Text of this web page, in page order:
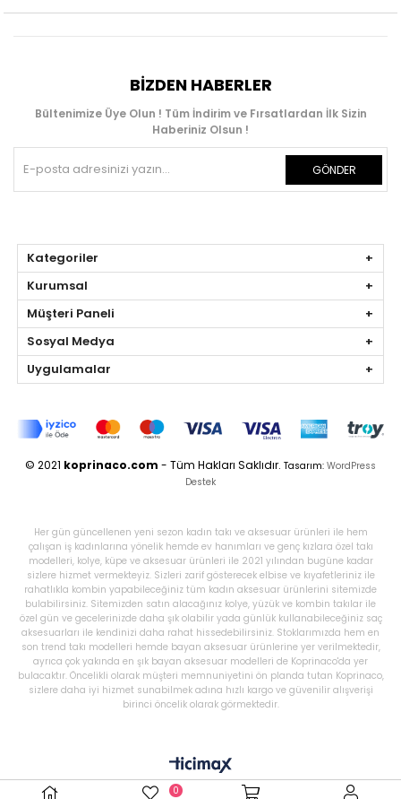
BIZDEN HABERLER
Bültenimize Üye Olun ! Tüm İndirim ve Fırsatlardan İlk Sizin
Haberiniz Olsun !
GÖNDER
Kategoriler
Kurumsal
Müşteri Paneli
Sosyal Medya
Uygulamalar
© 2021 koprinaco.com - Tüm Hakları Saklıdır. Tasarım: WordPress
Destek
Her gün güncellenen yeni sezon kadın takı ve aksesuar ürünleri ile hem
çalışan iş kadınlarına yönelik hemde ev hanımları ve genç kızlara özel takı
modelleri, kolye, küpe ve aksesuar ürünleri ile 2021 yılından bugüne kadar
sizlere hizmet vermekteyiz. Sizleri zarif gösterecek elbise ve kıyafetleriniz ile
rahatlıkla kombin yapabileceğiniz tüm kadın aksesuar ürünlerini sitemizde
bulabilirsiniz. Sitemizden satın alacağınız kolye, yüzük ve kombin takılar ile
özel gün ve gecelerinizde daha şık olabilir yada günlük kullanabileceğiniz saç
aksesuarları ile kendinizi daha rahat hissedebilirsiniz. Stoklarımızda hem en
son trend takı modelleri hemde bayan aksesuar ürünlerine yer verilmektedir,
ayrıca çok yakında en şık bayan aksesuar modelleri de Koprinaco'da yer
bulacaktır. Öncelikli olarak müşteri memnuniyetini ön planda tutan Koprinaco,
sizlere daha iyi hizmet sunabilmek adına hızlı kargo ve güvenilir alışverişi
birinci öncelik olarak görmektedir.
0